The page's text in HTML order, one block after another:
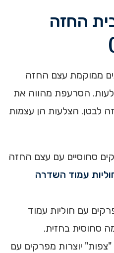
החזה
ממוקמת עצם החזה
צדדיה נפרסים 24 צלעות. הסרעפת מהווה את
לבטן. הצלעות הן עצמות
מפרקים סחוסיים עם עצם החזה
עמוד השדרה
יוצרות מפרקים עם חוליות עמוד
סחוסית בחזית.
הצלעות 11 – 12 הן "צפות" יוצרות מפרקים עם